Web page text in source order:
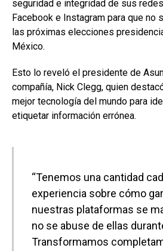
seguridad e integridad de sus
Facebook e Instagram para que no
las próximas elecciones
México.
Esto lo reveló el presidente de
compañía, Nick Clegg, quien
mejor tecnología del mundo para
etiquetar información errónea.
“Tenemos una cantidad
experiencia sobre cómo
nuestras plataformas se
no se abuse de ellas
Transformamos